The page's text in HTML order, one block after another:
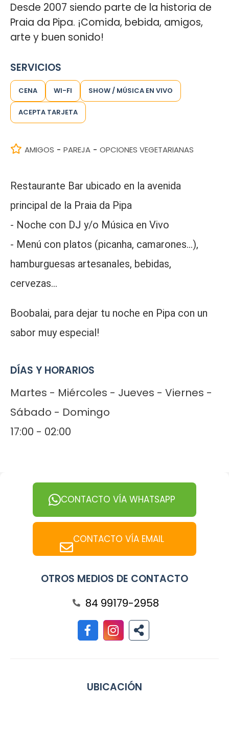
Desde 2007 siendo parte de la historia de
Praia da Pipa. ¡Comida, bebida, amigos,
arte y buen sonido!
SERVICIOS
CENA WI-FI SHOW / MÚSICA EN VIVO
ACEPTA TARJETA
AMIGOS - PAREJA - OPCIONES VEGETARIANAS
Restaurante Bar ubicado en la avenida
principal de la Praia da Pipa
- Noche con DJ y/o Música en Vivo
- Menú con platos (picanha, camarones...),
hamburguesas artesanales, bebidas,
cervezas...
Boobalai, para dejar tu noche en Pipa con un
sabor muy especial!
DÍAS Y HORARIOS
Martes - Miércoles - Jueves - Viernes -
Sábado - Domingo
17:00 - 02:00
CONTACTO VÍA WHATSAPP
CONTACTO VÍA EMAIL
OTROS MEDIOS DE CONTACTO
84 99179-2958
UBICACIÓN